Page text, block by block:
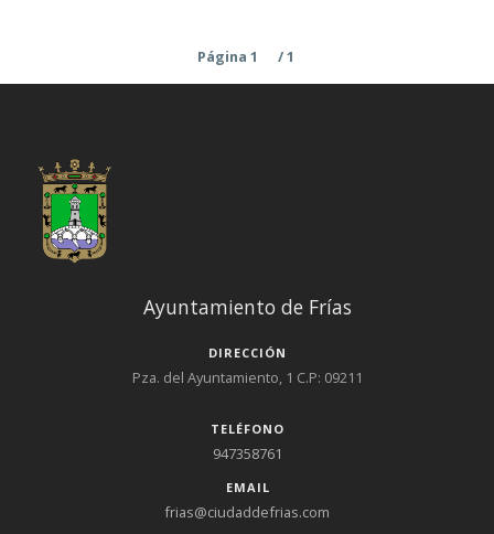
Página 1 / 1
Ayuntamiento de Frías
DIRECCIÓN
Pza. del Ayuntamiento, 1 C.P: 09211
TELÉFONO
947358761
EMAIL
frias@ciudaddefrias.com